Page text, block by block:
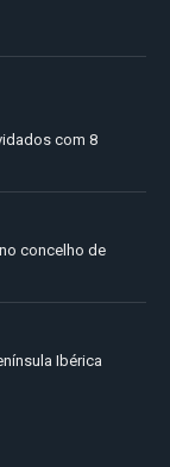
com 8
concelho de
Ibérica